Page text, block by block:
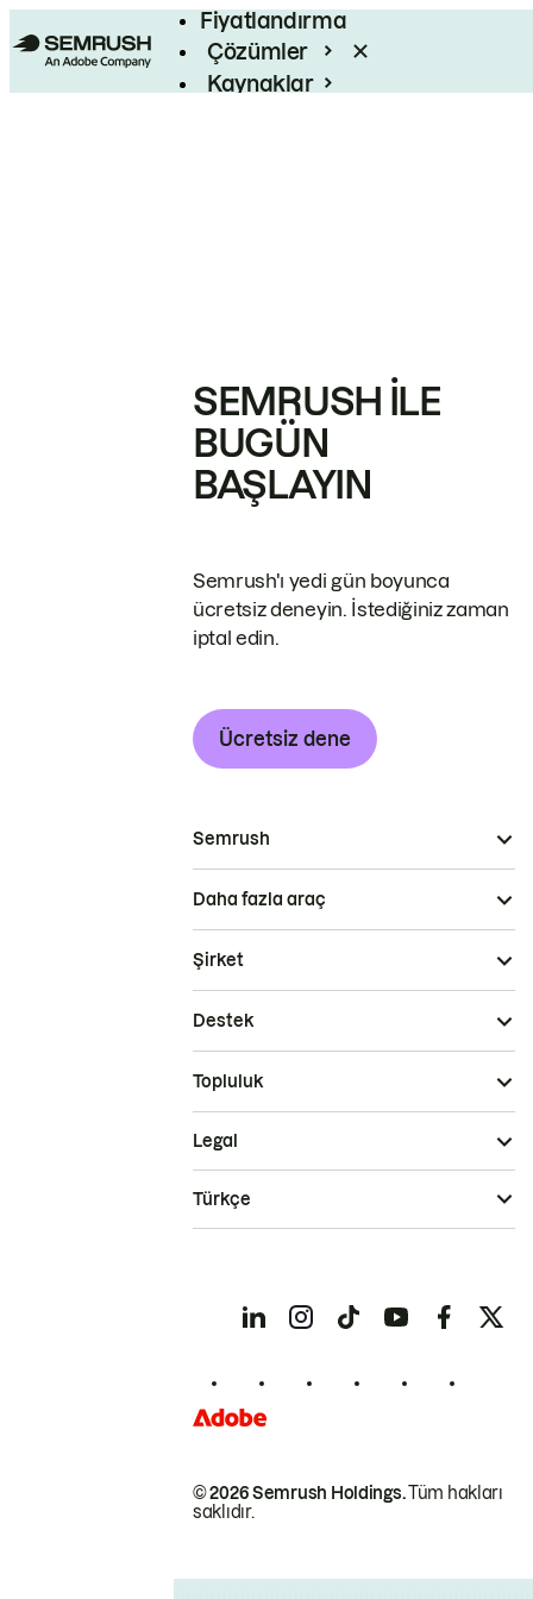
Fiyatlandırma
Çözümler
Kaynaklar
SEMRUSH ILE
BUGÜN
BAŞLAYIN
Semrush'ı yedi gün boyunca
ücretsiz deneyin. İstediğiniz zaman
iptal edin.
Ücretsiz dene
Semrush
Daha fazla araç
Şirket
Destek
Topluluk
© 2026 Semrush Holdings.Tüm hakları
saklıdır.
Legal
Türkçe